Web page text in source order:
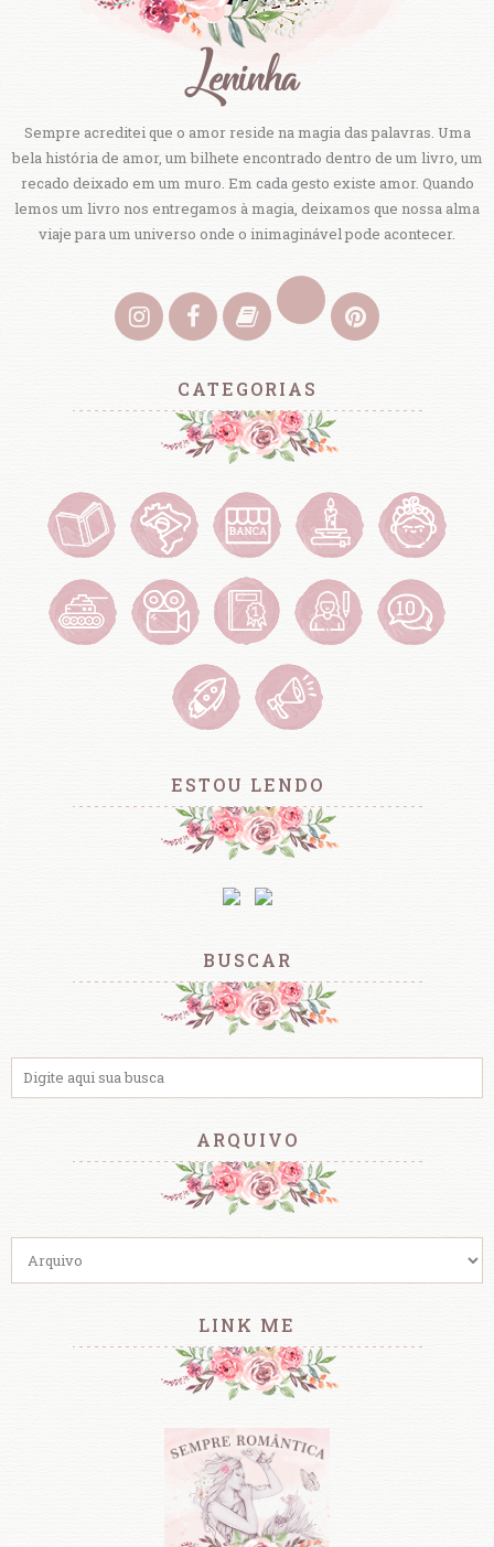
Sempre acreditei que o amor reside na magia das palavras. Uma
bela história de amor, um bilhete encontrado dentro de um livro, um
recado deixado em um muro. Em cada gesto existe amor. Quando
lemos um livro nos entregamos à magia, deixamos que nossa alma
viaje para um universo onde o inimaginável pode acontecer.
CATEGORIAS
ESTOU LENDO
BUSCAR
ARQUIVO
LINK ME